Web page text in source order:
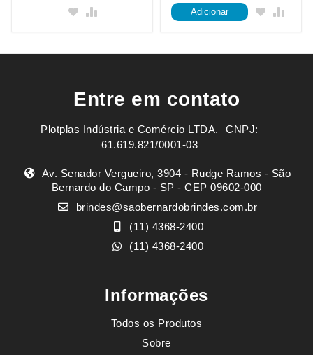
Adicionar
Entre em contato
Plotplas Indústria e Comércio LTDA. ㅤㅤㅤ CNPJ:
61.619.821/0001-03
Av. Senador Vergueiro, 3904 - Rudge Ramos - São
Bernardo do Campo - SP - CEP 09602-000
brindes@saobernardobrindes.com.br
(11) 4368-2400
(11) 4368-2400
Informações
Todos os Produtos
Sobre